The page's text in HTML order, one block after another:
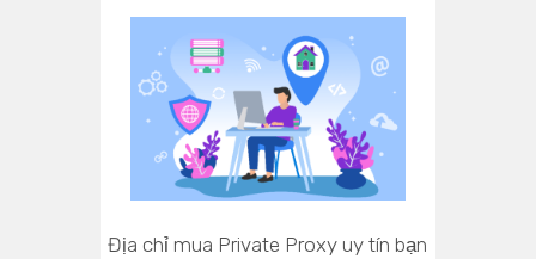
Địa chỉ mua Private Proxy uy tín bạn